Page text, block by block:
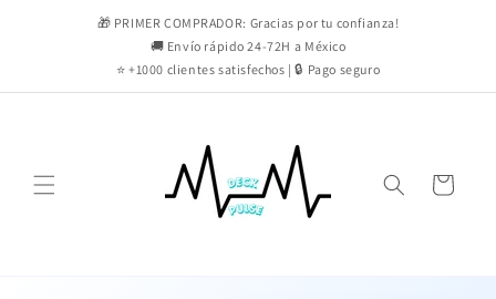
directamente🎁 PRIMER COMPRADOR: Gracias por tu confianza!
🚚 Envío rápido 24-72H a México
⭐ +1000 clientes satisfechos | 🔒 Pago seguro
Carrito